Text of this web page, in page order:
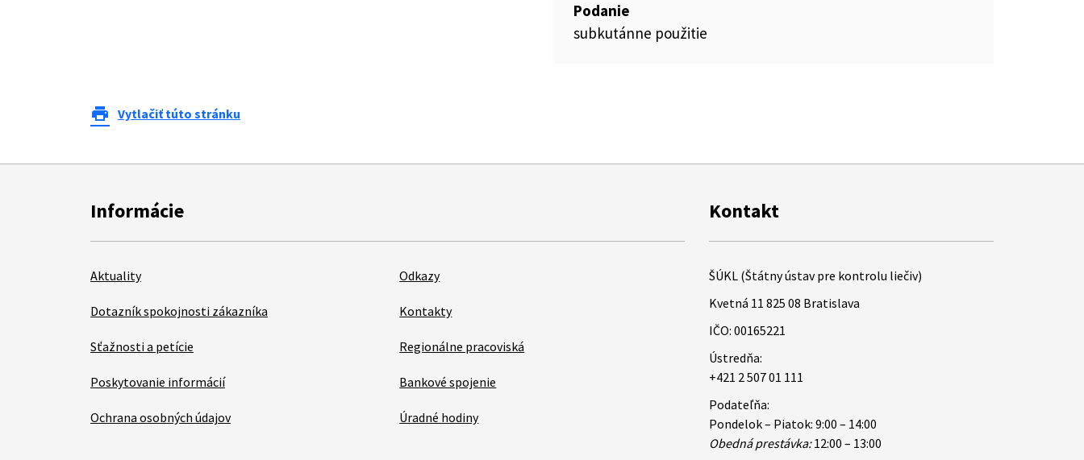
Podanie
subkutánne použitie
print Vytlačiť túto stránku
Informácie
Aktuality
Dotazník spokojnosti zákazníka
Sťažnosti a petície
Poskytovanie informácií
Ochrana osobných údajov
Odkazy
Kontakty
Regionálne pracoviská
Bankové spojenie
Úradné hodiny
Kontakt
ŠÚKL (Štátny ústav pre kontrolu liečiv)
Kvetná 11 825 08 Bratislava
IČO: 00165221
Ústredňa:
+421 2 507 01 111
Podateľňa:
Pondelok – Piatok: 9:00 – 14:00
Obedná prestávka:12:00 – 13:00